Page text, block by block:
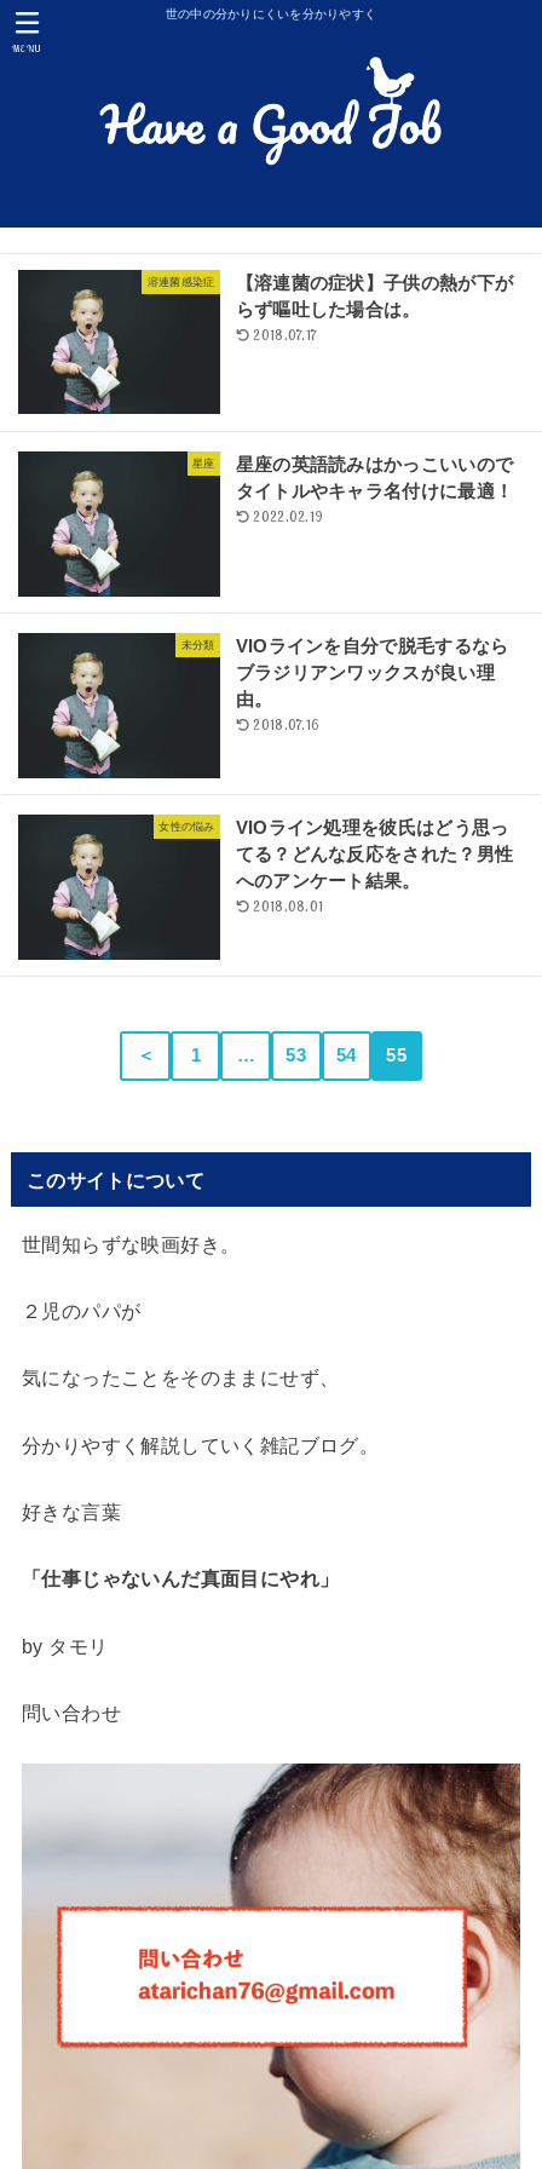
世の中の分かりにくいを分かりやすく
MENU
溶連菌感染症
【溶連菌の症状】子供の熱が下が
らず嘔吐した場合は。
2018.07.17
星座
星座の英語読みはかっこいいので
タイトルやキャラ名付けに最適！
2022.02.19
未分類
VIOラインを自分で脱毛するなら
ブラジリアンワックスが良い理
由。
2018.07.16
女性の悩み
VIOライン処理を彼氏はどう思っ
てる？どんな反応をされた？男性
へのアンケート結果。
2018.08.01
＜ 1 … 53 54 55
このサイトについて
世間知らずな映画好き。
２児のパパが
気になったことをそのままにせず、
分かりやすく解説していく雑記ブログ。
好きな言葉
「仕事じゃないんだ真面目にやれ」
by タモリ
問い合わせ